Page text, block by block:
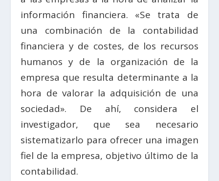
información financiera. «Se trata de
una combinación de la contabilidad
financiera y de costes, de los recursos
humanos y de la organización de la
empresa que resulta determinante a la
hora de valorar la adquisición de una
sociedad». De ahí, considera el
investigador, que sea necesario
sistematizarlo para ofrecer una imagen
fiel de la empresa, objetivo último de la
contabilidad.